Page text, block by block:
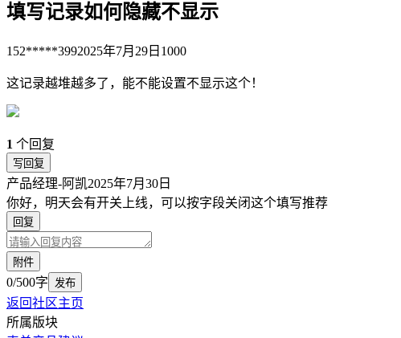
填写记录如何隐藏不显示
152*****3992025年7月29日 1000
这记录越堆越多了，能不能设置不显示这个！
1 个回复
写回复
产品经理-阿凯2025年7月30日
你好，明天会有开关上线，可以按字段关闭这个填写推荐
回复
附件
0/500字 发布
返回社区主页
所属版块